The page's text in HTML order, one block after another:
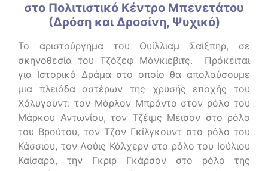
στο Πολιτιστικό Κέντρο Μπενετάτου
(Δρόση και Δροσίνη, Ψυχικό)
Το αριστούργημα του Ουίλλιαμ Σαίξπηρ, σε
σκηνοθεσία του Τζόζεφ Μάνκιεβιτς. Πρόκειται
για Ιστορικό Δράμα στο οποίο θα απολαύσουμε
μια πλειάδα αστέρων της χρυσής εποχής του
Χόλυγουντ: τον Μάρλον Μπράντο στον ρόλο του
Μάρκου Αντωνίου, τον Τζέιμς Μέισον στο ρόλο
του Βρούτου, τον Τζον Γκίλγκουντ στο ρόλο του
Κάσσιου, τον Λούις Κάλχερν στο ρόλο του Ιούλιου
Καίσαρα, την Γκριρ Γκάρσον στο ρόλο της